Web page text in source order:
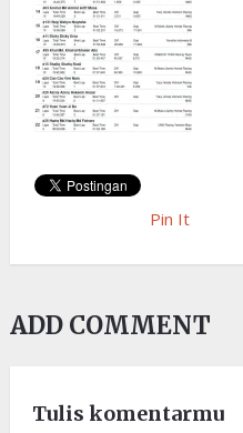
Pin It
ADD COMMENT
Tulis komentarmu